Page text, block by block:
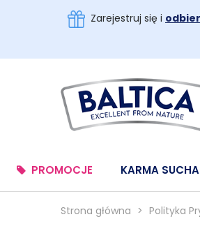
Zarejestruj się i
PROMOCJE KARMA SUCHA
Strona główna > Polityka